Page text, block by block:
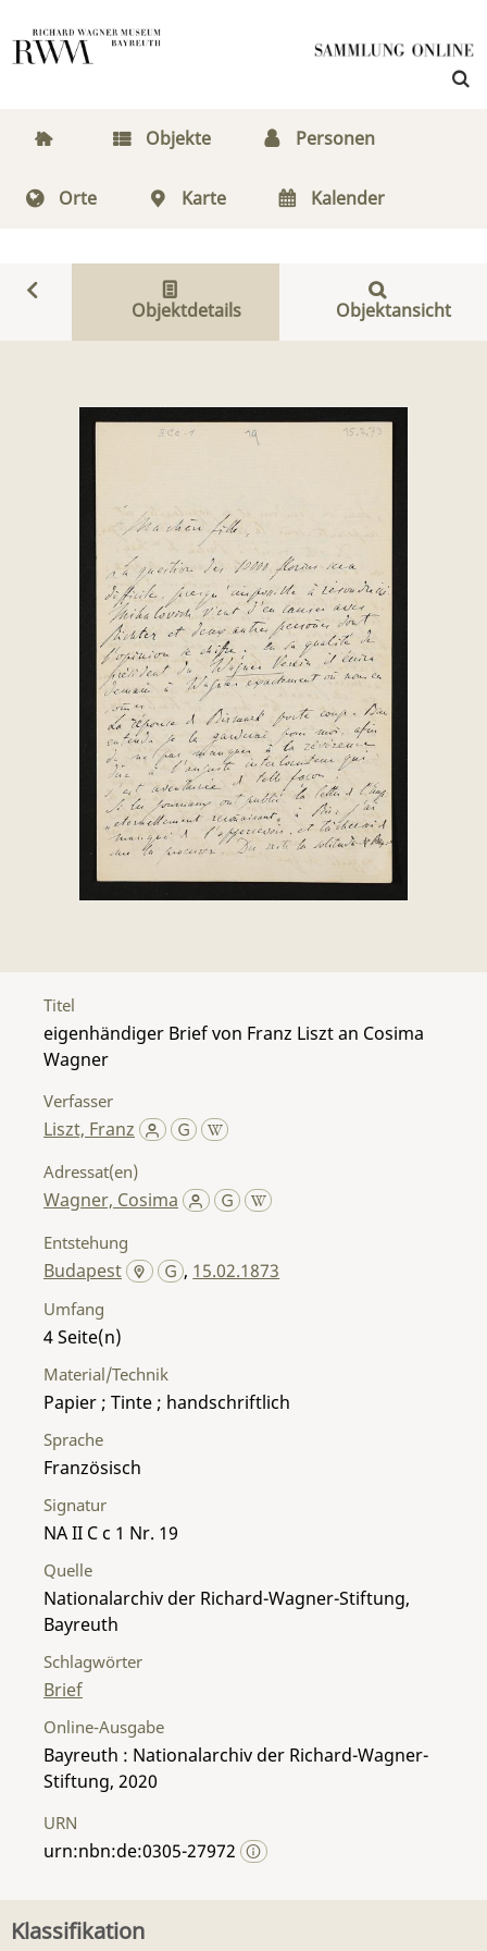
Objekte Personen
Orte Karte Kalender
Objektdetails Objektansicht
Titel
eigenhändiger Brief von Franz Liszt an Cosima
Wagner
Verfasser
Liszt, Franz
Adressat(en)
Wagner, Cosima
Entstehung
Budapest , 15.02.1873
Umfang
4
Material/Technik
Papier ; Tinte ; handschriftlich
Sprache
Französisch
Signatur
NA II C c 1 Nr. 19
Quelle
Nationalarchiv der Richard-Wagner-Stiftung,
Bayreuth
Schlagwörter
Brief
Online-Ausgabe
Bayreuth : Nationalarchiv der Richard-Wagner-
Stiftung, 2020
URN
urn:nbn:de:0305-27972
Klassifikation